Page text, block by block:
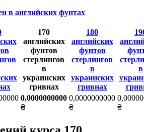
в английских фунтах
170
английских
фунтов
стерлингов
в
украинских
гривнах
180
английских
фунтов
стерлингов
в
украинских
гривнах
в
0,0000000000
₴
0,0000000000
₴
₴